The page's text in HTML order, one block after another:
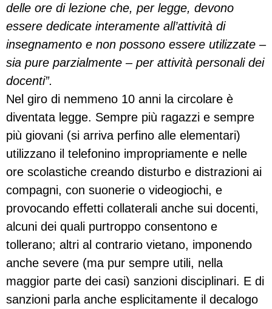
delle ore di lezione che, per legge, devono
essere dedicate interamente all’attività di
insegnamento e non possono essere utilizzate –
sia pure parzialmente – per attività personali dei
docenti”.
Nel giro di nemmeno 10 anni la circolare è
diventata legge. Sempre più ragazzi e sempre
più giovani (si arriva perfino alle elementari)
utilizzano il telefonino impropriamente e nelle
ore scolastiche creando disturbo e distrazioni ai
compagni, con suonerie o videogiochi, e
provocando effetti collaterali anche sui docenti,
alcuni dei quali purtroppo consentono e
tollerano; altri al contrario vietano, imponendo
anche severe (ma pur sempre utili, nella
maggior parte dei casi) sanzioni disciplinari. E di
sanzioni parla anche esplicitamente il decalogo